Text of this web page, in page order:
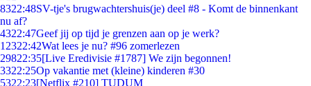
8322:48SV-tje's brugwachtershuis(je) deel #8 - Komt de binnenkant
nu af?
4322:47Geef jij op tijd je grenzen aan op je werk?
12322:42Wat lees je nu? #96 zomerlezen
29822:35[Live Eredivisie #1787] We zijn begonnen!
3322:25Op vakantie met (kleine) kinderen #30
5322:23[Netflix #210] TUDUM